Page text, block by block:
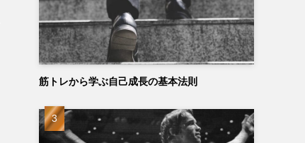
筋トレから学ぶ自己成長の基本法則